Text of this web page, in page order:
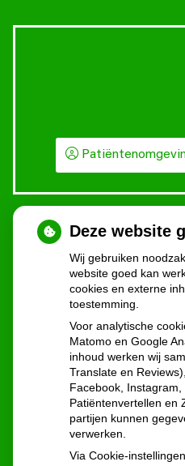
U heeft geen
externe inhoud
Cookie-
Deze website
Wij gebruiken
website goed kan
cookies en externe
toestemming.
Voor analytische
Matomo en Google
inhoud werken wij
Translate en
Facebook, Instagram,
Patiëntenvertellen en
partijen kunnen
verwerken.
Via Cookie-